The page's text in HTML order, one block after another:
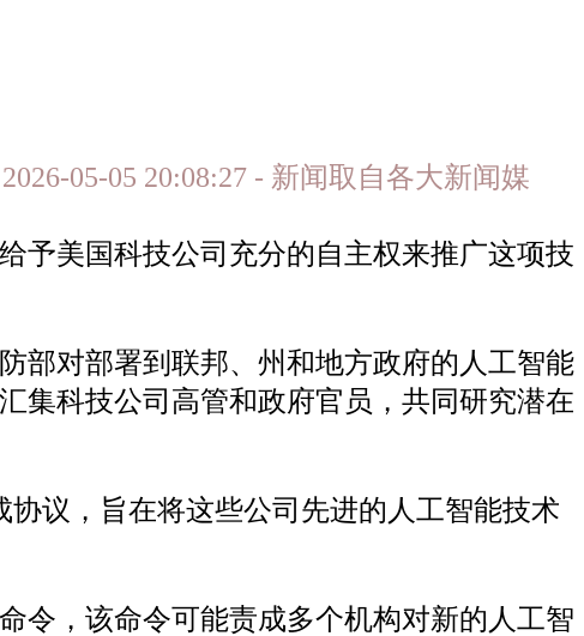
05-05 20:08:27 - 新闻取自各大新闻媒
予美国科技公司充分的自主权来推广这项技
部对部署到联邦、州和地方政府的人工智能
集科技公司高管和政府官员，共同研究潜在
议，旨在将这些公司先进的人工智能技术
令，该命令可能责成多个机构对新的人工智